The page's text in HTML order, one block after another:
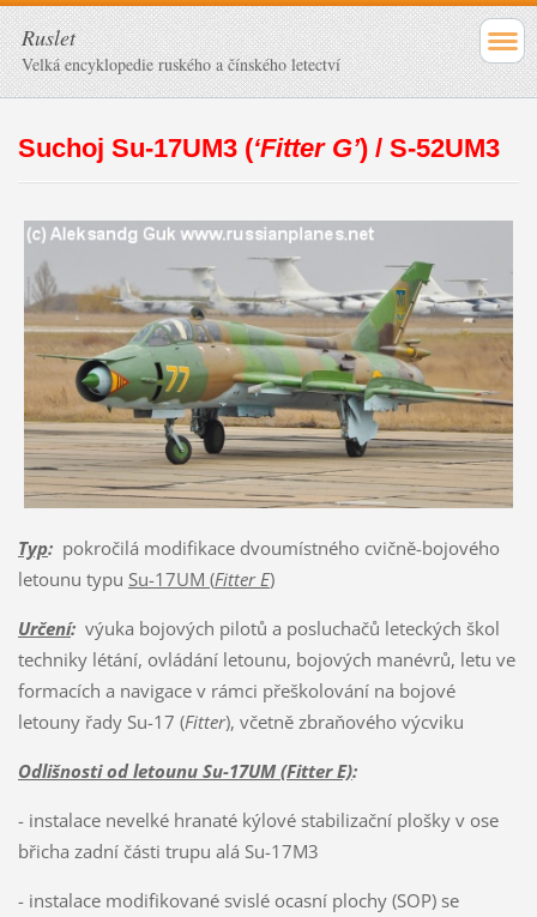
Ruslet
Velká encyklopedie ruského a čínského letectví
Suchoj Su-17UM3 (‘Fitter G’) / S-52UM3
Typ:pokročilá modifikace dvoumístného cvičně-bojového
letounu typu Su-17UM (Fitter E)
Určení:výuka bojových pilotů a posluchačů leteckých škol
techniky létání, ovládání letounu, bojových manévrů, letu ve
formacích a navigace v rámci přeškolování na bojové
letouny řady Su-17 (Fitter), včetně zbraňového výcviku
Odlišnosti od letounu Su-17UM (Fitter E):
- instalace nevelké hranaté kýlové stabilizační plošky v ose
břicha zadní části trupu alá Su-17M3
- instalace modifikované svislé ocasní plochy (SOP) se